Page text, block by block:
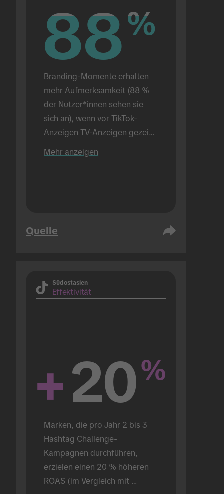
88%
88%
Branding-Momente erhalten
mehr Aufmerksamkeit (88 %
der Nutzer*innen sehen sie
sich an), wenn vor TikTok-
Anzeigen TV-Anzeigen gezeigt
Mehr anzeigen
Quelle
Südostasien
Effektivität
+20%
Marken, die pro Jahr 2 bis 3
Hashtag Challenge-
Kampagnen durchführen,
erzielen einen 20 % höheren
ROAS (im Vergleich mit